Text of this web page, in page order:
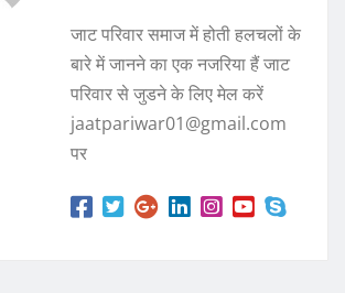
जाट परिवार समाज में होती हलचलों के
बारे में जानने का एक नजरिया हैं जाट
परिवार से जुडने के लिए मेल करें
jaatpariwar01@gmail.com
पर